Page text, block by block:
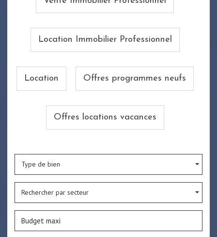
Location Immobilier Professionnel
Location Offres programmes neufs
Offres locations vacances
Type de bien
Rechercher par secteur